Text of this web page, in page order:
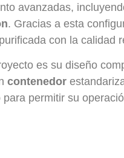
avanzadas,
. Gracias a esta
con la calidad
es su diseño
contenedor
permitir su